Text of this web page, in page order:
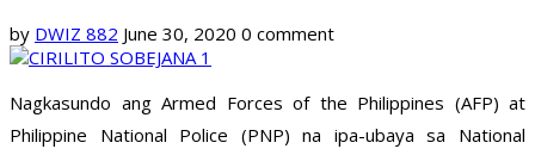
by DWIZ 882 June 30, 2020 0 comment
Nagkasundo ang Armed Forces of the Philippines (AFP) at
Philippine National Police (PNP) na ipa-ubaya sa National